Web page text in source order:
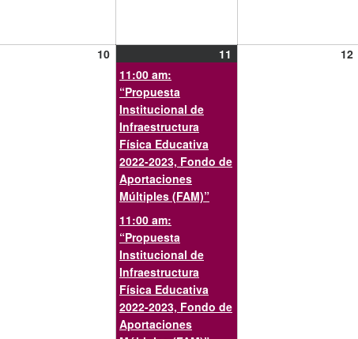
1010
noviembre,
2021
11
11:00 am:
“Propuesta
Institucional de
Infraestructura
Física Educativa
2022-2023, Fondo de
Aportaciones
Múltiples (FAM)”
11:00 am:
“Propuesta
Institucional de
Infraestructura
Física Educativa
2022-2023, Fondo de
Aportaciones
1212